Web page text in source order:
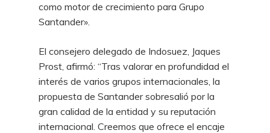
como motor de crecimiento para Grupo
Santander».
El consejero delegado de Indosuez, Jaques
Prost, afirmó: “Tras valorar en profundidad el
interés de varios grupos internacionales, la
propuesta de Santander sobresalió por la
gran calidad de la entidad y su reputación
internacional. Creemos que ofrece el encaje